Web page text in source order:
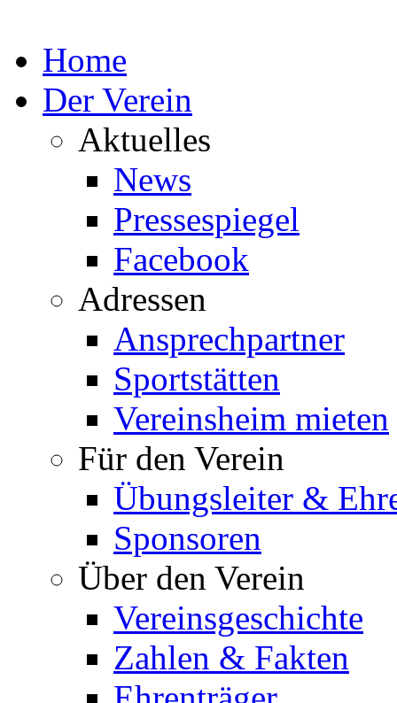
Home
Der Verein
Aktuelles
News
Pressespiegel
Facebook
Adressen
Ansprechpartner
Sportstätten
Vereinsheim mieten
Für den Verein
Übungsleiter &
Sponsoren
Über den Verein
Vereinsgeschichte
Zahlen & Fakten